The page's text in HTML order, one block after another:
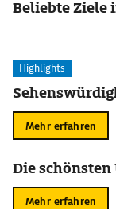
Beliebte
Highlights
Mehr erfahren
Die
Mehr erfahren